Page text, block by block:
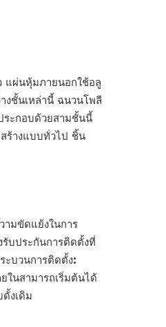
แผ่นหุ้มภายนอกใช้อลู
งชั้นเหล่านี้ ฉนวนโพลี
ระกอบด้วยสามชั้นนี้
ร้างแบบทั่วไป ชิ้น
มขัดแย้งในการ
บประกันการติดตั้งที่
บวนการติดตั้ง:
ในสามารถเริ่มต้นได้
งเดิม